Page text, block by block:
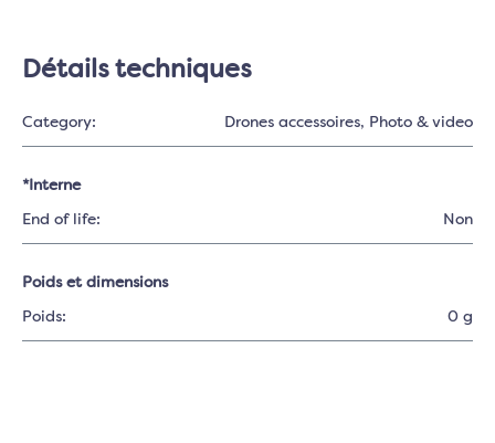
Détails techniques
Category: Drones accessoires, Photo & video
*Interne
End of life: Non
Poids et dimensions
Poids: 0 g